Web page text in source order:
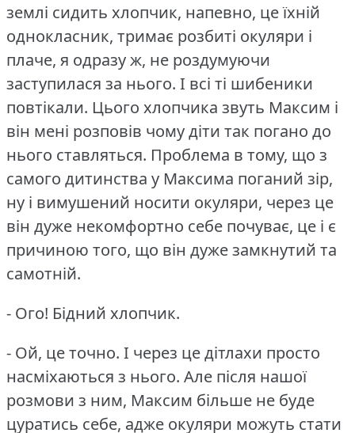
землі сидить хлопчик, напевно, це їхній
однокласник, тримає розбиті окуляри і
плаче, я одразу ж, не роздумуючи
заступилася за нього. І всі ті шибеники
повтікали. Цього хлопчика звуть Максим і
він мені розповів чому діти так погано до
нього ставляться. Проблема в тому, що з
самого дитинства у Максима поганий зір,
ну і вимушений носити окуляри, через це
він дуже некомфортно себе почуває, це і є
причиною того, що він дуже замкнутий та
самотній.
- Ого! Бідний хлопчик.
- Ой, це точно. І через це дітлахи просто
насміхаються з нього. Але після нашої
розмови з ним, Максим більше не буде
цуратись себе, адже окуляри можуть стати